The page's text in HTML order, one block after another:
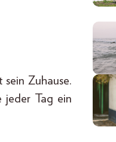
Zuhause.
jeder Tag ein